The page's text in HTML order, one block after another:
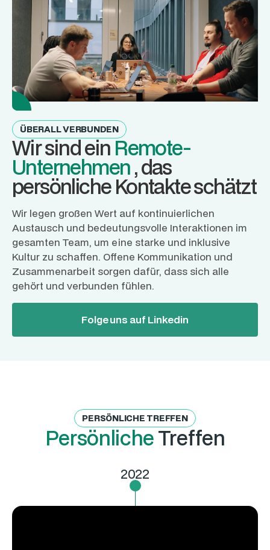
ÜBERALL VERBUNDEN
Wir sind einRemote-
Unternehmen, das
persönliche Kontakte schätzt
Wir legen großen Wert auf kontinuierlichen
Austausch und bedeutungsvolle Interaktionen im
gesamten Team, um eine starke und inklusive
Kultur zu schaffen. Offene Kommunikation und
Zusammenarbeit sorgen dafür, dass sich alle
gehört und verbunden fühlen.
Folge uns auf Linkedin
PERSÖNLICHE TREFFEN
PersönlicheTreffen
2022